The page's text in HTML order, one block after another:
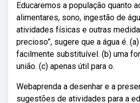
Educaremos a população quanto
alimentares, sono, ingestão de
atividades físicas e outras
precioso”, sugere que a água é.
facilmente substituível. (b) uma
união. (c) apenas útil para o.
Webaprenda a desenhar e a
sugestões de atividades para a